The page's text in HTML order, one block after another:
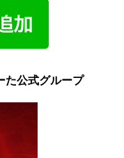
た公式グループ